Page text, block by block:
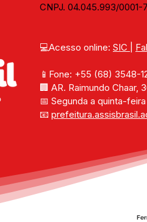
CNPJ. 04.045.993/0001-
💻Acesso online: SIC
📱Fone: +55 (68) 3548-
🏢 AR. Raimundo Chaar,
📅 Segunda a quinta-
📧